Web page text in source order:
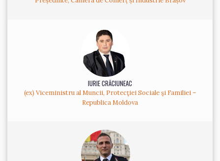
IURIE CRĂCIUNEAC
(ex) Viceministru al Muncii, Protecţiei Sociale şi Familiei –
Republica Moldova